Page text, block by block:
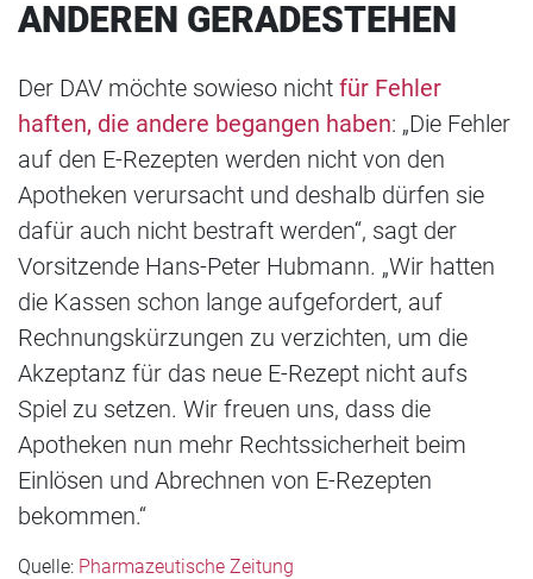
ANDEREN GERADESTEHEN
Der DAV möchte sowieso nicht für Fehler
haften, die andere begangen haben: „Die Fehler
auf den E-Rezepten werden nicht von den
Apotheken verursacht und deshalb dürfen sie
dafür auch nicht bestraft werden“, sagt der
Vorsitzende Hans-Peter Hubmann. „Wir hatten
die Kassen schon lange aufgefordert, auf
Rechnungskürzungen zu verzichten, um die
Akzeptanz für das neue E-Rezept nicht aufs
Spiel zu setzen. Wir freuen uns, dass die
Apotheken nun mehr Rechtssicherheit beim
Einlösen und Abrechnen von E-Rezepten
bekommen.“
Quelle: Pharmazeutische Zeitung